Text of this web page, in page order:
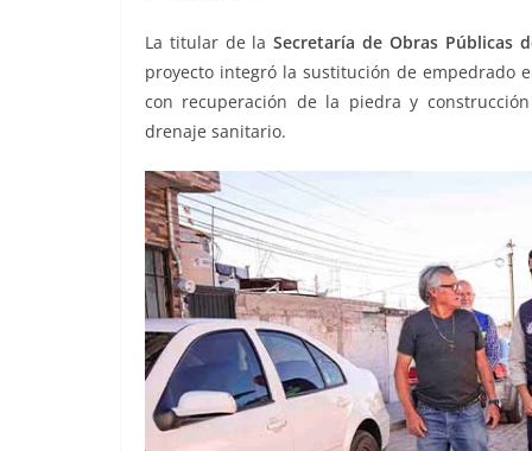
La titular de laSecretaría de Obras Públicas
proyecto integró la sustitución de empedrado
con recuperación de la piedra y
drenaje sanitario.